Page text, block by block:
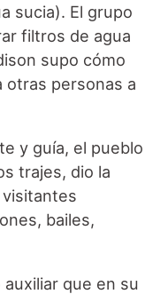
sucia). El grupo
filtros de agua
supo cómo
otras personas a
y guía, el pueblo
trajes, dio la
bailes,
que en su